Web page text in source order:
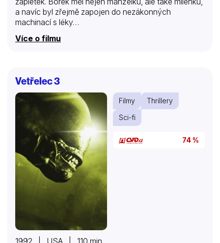
a navíc byl zřejmě zapojen do nezákonných
machinací s léky…
Více o filmu
Vetřelec 3
Filmy
Thrillery
Sci-fi
74 %